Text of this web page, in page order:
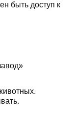
быть доступ к